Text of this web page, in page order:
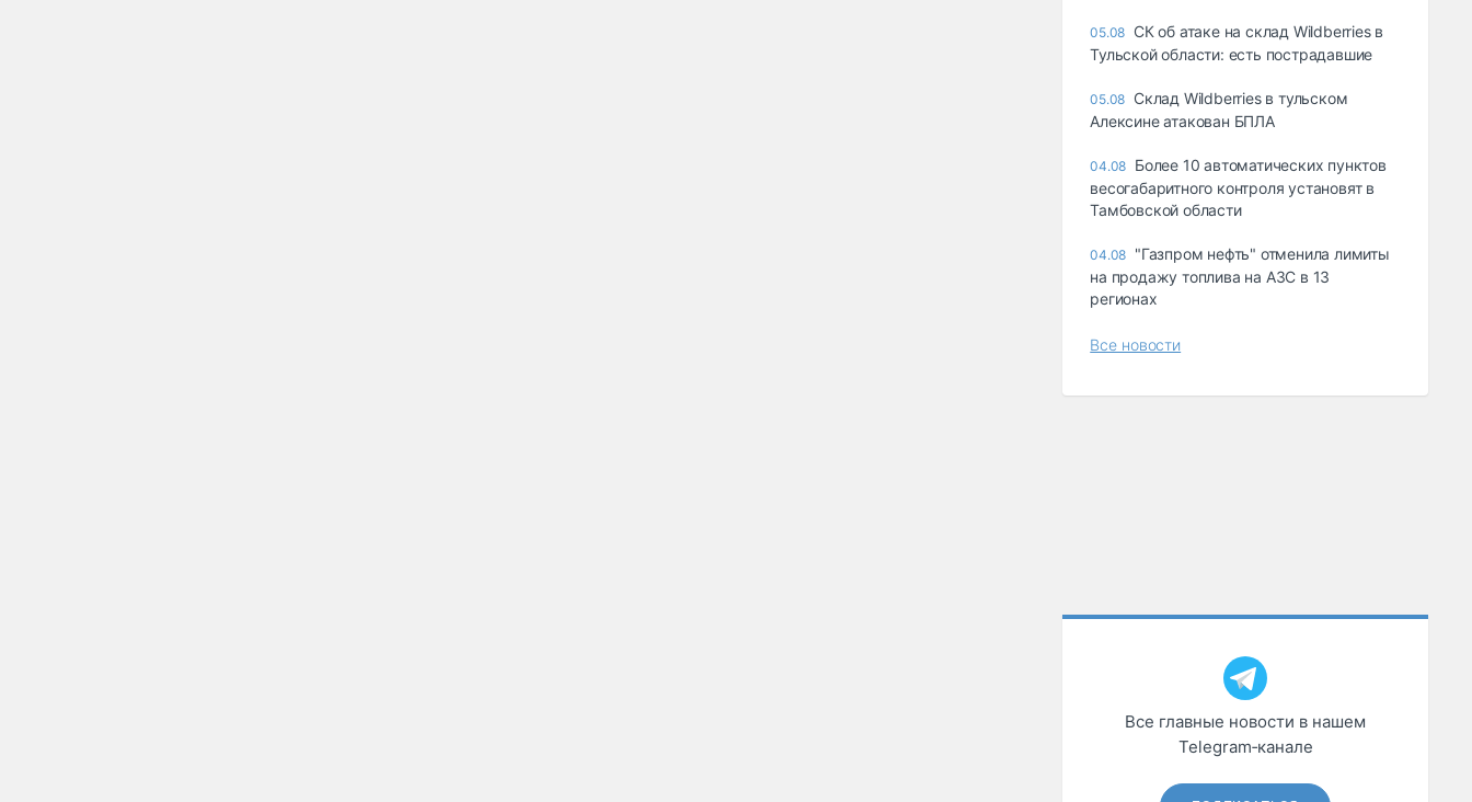
05.08 СК об атаке на склад Wildberries в
Тульской области: есть пострадавшие
05.08 Склад Wildberries в тульском
Алексине атакован БПЛА
04.08 Более 10 автоматических пунктов
весогабаритного контроля установят в
Тамбовской области
04.08 "Газпром нефть" отменила лимиты
на продажу топлива на АЗС в 13
регионах
Все новости
Все главные новости в нашем
Telegram‑канале